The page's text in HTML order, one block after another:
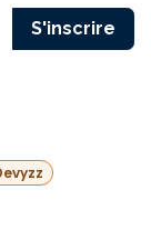
S'inscrire